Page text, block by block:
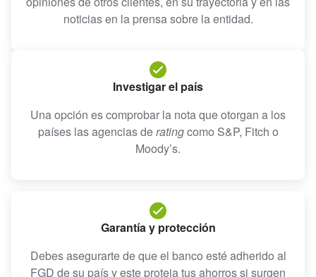
noticias en la prensa sobre la entidad.
Investigar el país
Una opción es comprobar la nota que otorgan a los
países las agencias deratingcomo S&P, Fitch o
Moody’s.
Garantía y protección
Debes asegurarte de que el banco esté adherido al
FGD de su país y este proteja tus ahorros si surgen